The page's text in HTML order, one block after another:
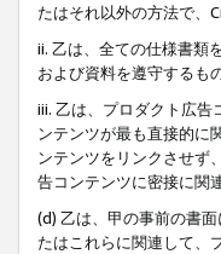
たはそれ以外の方法で、
ii. 乙は、全ての仕様書類
および資料を遵守するも
iii. 乙は、プロダクト広告
ンテンツが最も直接的に
ンテンツをリンクさせず
告コンテンツに密接に関
(d) 乙は、甲の事前の書
たはこれらに関連して、